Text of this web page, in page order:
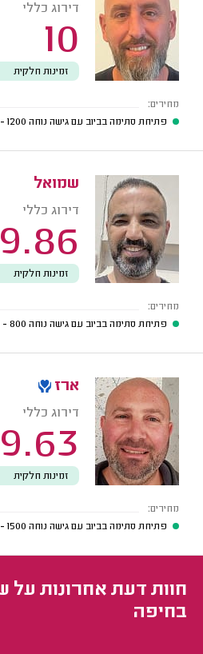
דירוג כללי
10
זמינות חלקית
מחירים:
פתיחת סתימה בביוב עם גישה נוחה 1200 - 700
שמואל
דירוג כללי
9.86
זמינות חלקית
מחירים:
פתיחת סתימה בביוב עם גישה נוחה 800 - 700
ארז
דירוג כללי
9.63
זמינות חלקית
מחירים:
פתיחת סתימה בביוב עם גישה נוחה 1500 - 800
חוות דעת אחרונות על
בחיפה